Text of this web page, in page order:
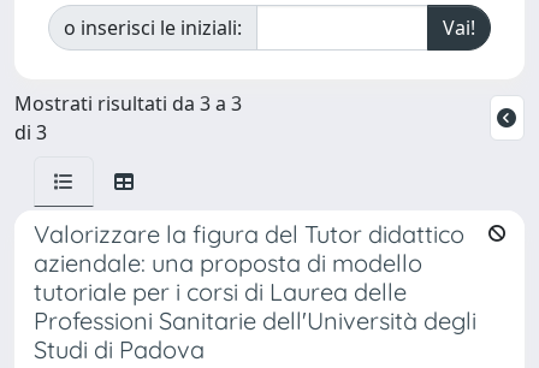
o inserisci le iniziali:
Mostrati risultati da 3 a 3
di 3
Valorizzare la figura del Tutor didattico
aziendale: una proposta di modello
tutoriale per i corsi di Laurea delle
Professioni Sanitarie dell'Università degli
Studi di Padova